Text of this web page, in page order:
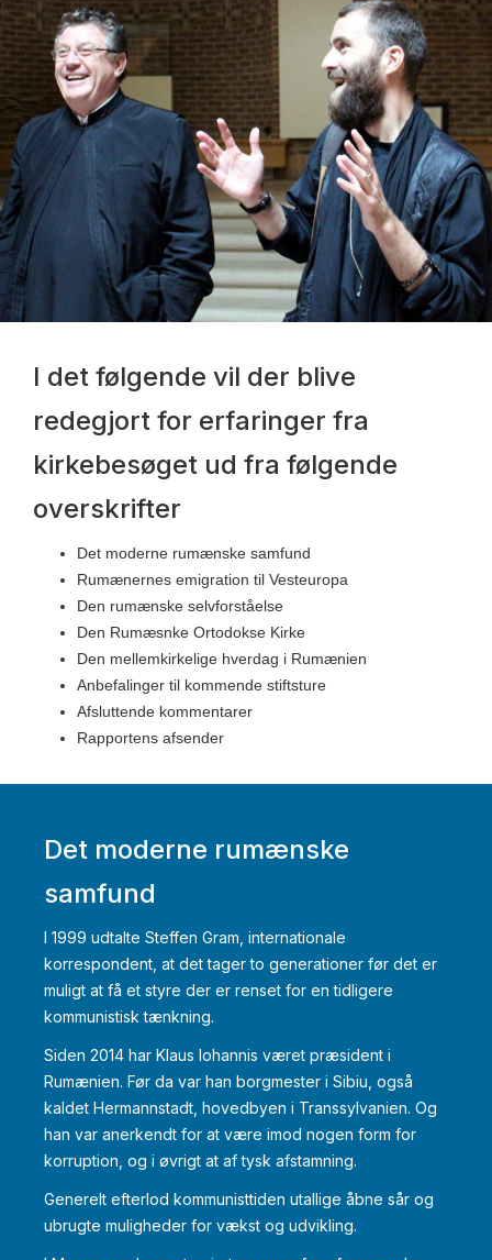
I det følgende vil der blive
redegjort for erfaringer fra
kirkebesøget ud fra følgende
overskrifter
Det moderne rumænske samfund
Rumænernes emigration til Vesteuropa
Den rumænske selvforståelse
Den Rumæsnke Ortodokse Kirke
Den mellemkirkelige hverdag i Rumænien
Anbefalinger til kommende stiftsture
Afsluttende kommentarer
Rapportens afsender
Det moderne rumænske
samfund
I 1999 udtalte Steffen Gram, internationale
korrespondent, at det tager to generationer før det er
muligt at få et styre der er renset for en tidligere
kommunistisk tænkning.
Siden 2014 har Klaus Iohannis været præsident i
Rumænien. Før da var han borgmester i Sibiu, også
kaldet Hermannstadt, hovedbyen i Transsylvanien. Og
han var anerkendt for at være imod nogen form for
korruption, og i øvrigt at af tysk afstamning.
Generelt efterlod kommunisttiden utallige åbne sår og
ubrugte muligheder for vækst og udvikling.